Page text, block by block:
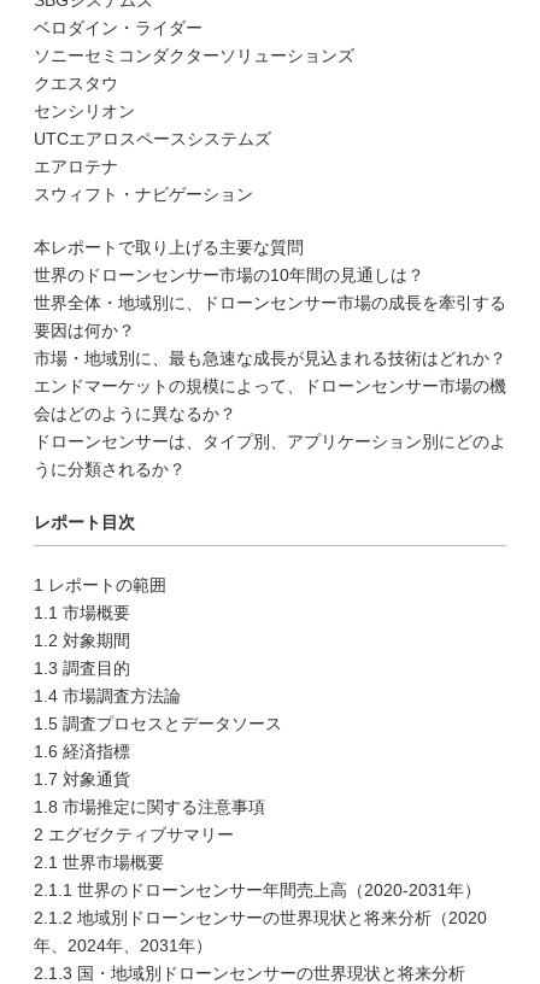
ベロダイン・ライダー
ソニーセミコンダクターソリューションズ
クエスタウ
センシリオン
UTCエアロスペースシステムズ
エアロテナ
スウィフト・ナビゲーション
本レポートで取り上げる主要な質問
世界のドローンセンサー市場の10年間の見通しは？
世界全体・地域別に、ドローンセンサー市場の成長を牽引する
要因は何か？
市場・地域別に、最も急速な成長が見込まれる技術はどれか？
エンドマーケットの規模によって、ドローンセンサー市場の機
会はどのように異なるか？
ドローンセンサーは、タイプ別、アプリケーション別にどのよ
うに分類されるか？
レポート目次
1 レポートの範囲
1.1 市場概要
1.2 対象期間
1.3 調査目的
1.4 市場調査方法論
1.5 調査プロセスとデータソース
1.6 経済指標
1.7 対象通貨
1.8 市場推定に関する注意事項
2 エグゼクティブサマリー
2.1 世界市場概要
2.1.1 世界のドローンセンサー年間売上高（2020-2031年）
2.1.2 地域別ドローンセンサーの世界現状と将来分析（2020
年、2024年、2031年）
2.1.3 国・地域別ドローンセンサーの世界現状と将来分析